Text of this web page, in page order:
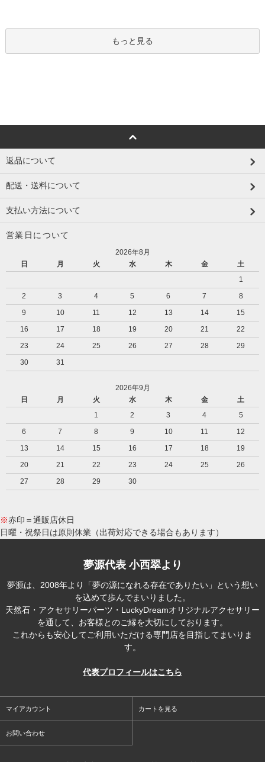
もっと見る
返品について
配送・送料について
支払い方法について
営業日について
2026年8月
日
月 火 水 木 金
土
1
2
3 4 5 6 7
8
9
10 11 12 13 14
15
16
17 18 19 20 21
22
23
24 25 26 27 28
29
30
31
2026年9月
日
月 火 水 木 金
土
1
2 3 4
5
6
7 8 9 10 11
12
13
14 15 16 17 18
19
20
21 22 23 24 25
26
27
28 29 30
※赤印＝通販店休日
日曜・祝祭日は原則休業（出荷対応できる場合もあります）
夢源代表 小西翠より
夢源は、2008年より「夢の源になれる存在でありたい」という想い
を込めて歩んでまいりました。
天然石・アクセサリーパーツ・LuckyDreamオリジナルアクセサリー
を通して、お客様とのご縁を大切にしております。
これからも安心してご利用いただける専門店を目指してまいりま
す。
代表プロフィールはこちら
マイアカウント カートを見る
お問い合わせ